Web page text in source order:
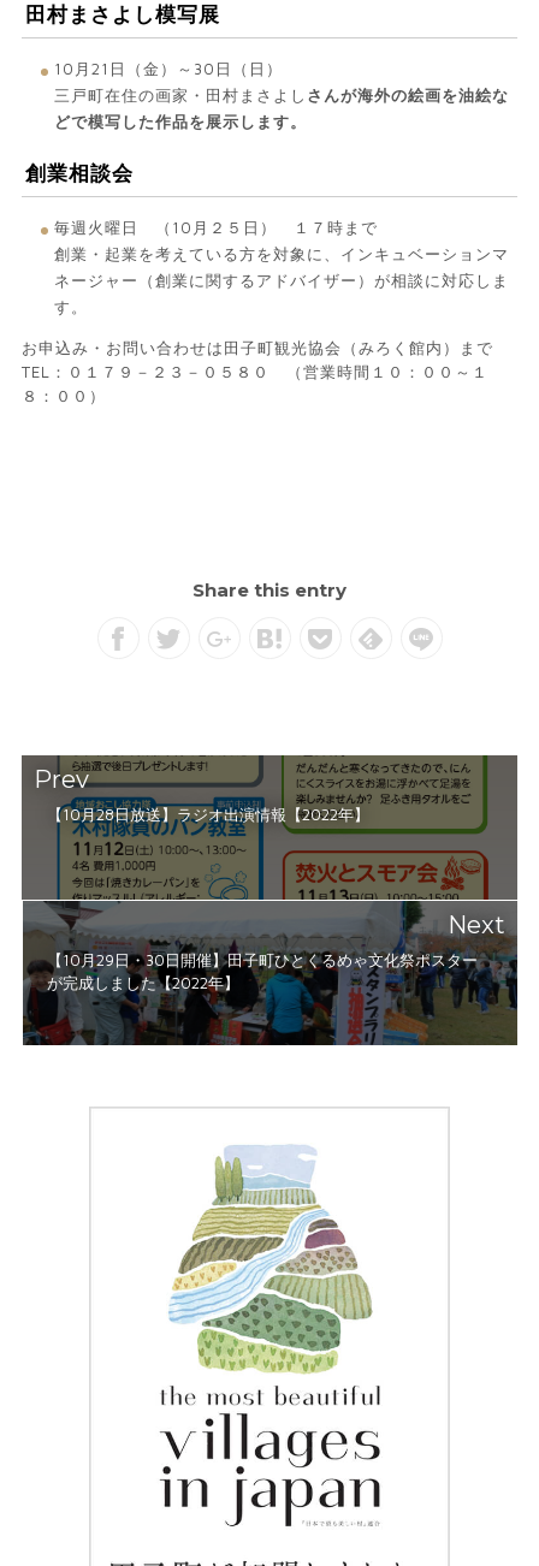
田村まさよし模写展
10月21日（金）～30日（日）
三戸町在住の画家・田村まさよし さんが海外の絵画を油絵な
どで模写した作品を展示します。
創業相談会
毎週火曜日 （10月２５日） １７時まで
創業・起業を考えている方を対象に、インキュベーションマ
ネージャー（創業に関するアドバイザー）が相談に対応しま
す。
お申込み・お問い合わせは田子町観光協会（みろく館内）まで
TEL：０１７９－２３－０５８０ （営業時間１０：００～１
８：００）
Share this entry
Prev
【10月28日放送】ラジオ出演情報【2022年】
Next
【10月29日・30日開催】田子町ひとくるめゃ文化祭ポスター
が完成しました【2022年】